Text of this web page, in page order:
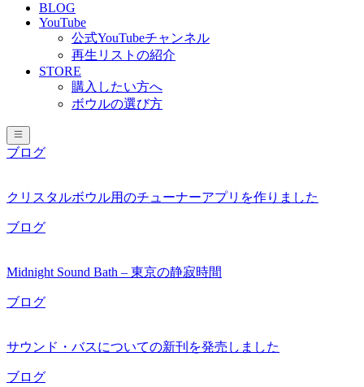
BLOG
YouTube
公式YouTubeチャンネル
再生リストの紹介
STORE
購入したい方へ
ボウルの選び方
ブログ
クリスタルボウル用のチューナーアプリを作りました
ブログ
Midnight Sound Bath – 東京の静寂時間
ブログ
サウンド・バスについての新刊を発売しました
ブログ